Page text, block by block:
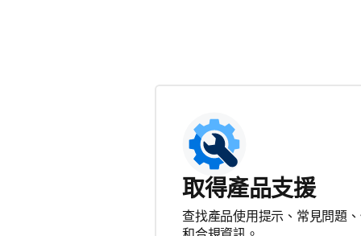
取得產品支援
查找產品使用提示、常見問題